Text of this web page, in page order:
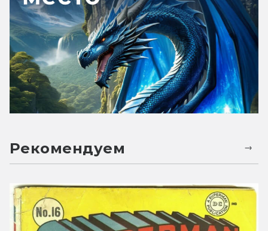
Рекомендуем